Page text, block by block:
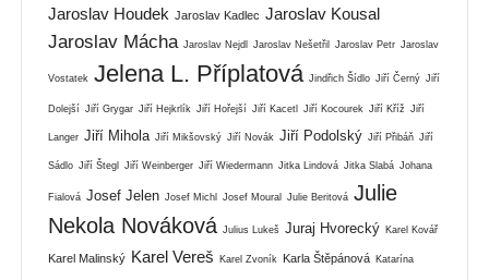
Jaroslav Houdek Jaroslav Kadlec Jaroslav Kousal
Jaroslav Mácha Jaroslav Nejdl Jaroslav Nešetřil Jaroslav Petr Jaroslav
Vostatek Jelena L. Příplatová Jindřich Šídlo Jiří Černý Jiří
Dolejší Jiří Grygar Jiří Hejkrlík Jiří Hořejší Jiří Kacetl Jiří Kocourek Jiří Kříž Jiří
Langer Jiří Mihola Jiří Mikšovský Jiří Novák Jiří Podolský Jiří Přibáň Jiří
Sádlo Jiří Štegl Jiří Weinberger Jiří Wiedermann Jitka Lindová Jitka Slabá Johana
Fialová Josef Jelen Josef Michl Josef Moural Julie Beritová Julie
Nekola Nováková Julius Lukeš Juraj Hvorecký Karel Kovář
Karel Malinský Karel Vereš Karel Zvoník Karla Štěpánová Katarína